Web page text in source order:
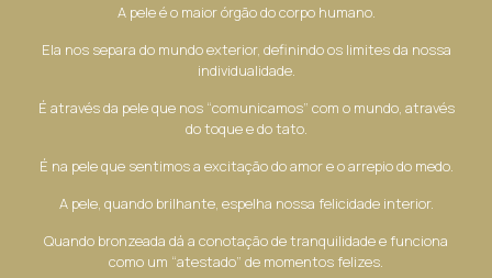
A pele é o maior órgão do corpo humano.
Ela nos separa do mundo exterior, definindo os limites da nossa
individualidade.
É através da pele que nos “comunicamos” com o mundo, através
do toque e do tato.
É na pele que sentimos a excitação do amor e o arrepio do medo.
A pele, quando brilhante, espelha nossa felicidade interior.
Quando bronzeada dá a conotação de tranquilidade e funciona
como um “atestado” de momentos felizes.